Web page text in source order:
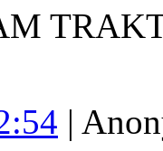
|